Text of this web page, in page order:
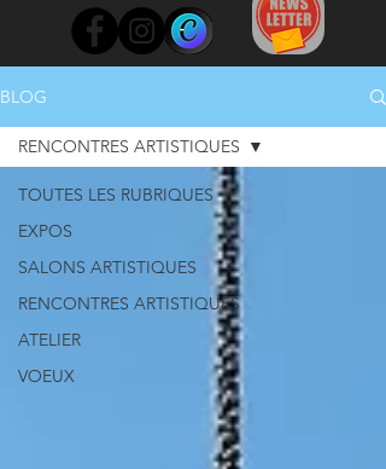
BLOG
TOUTES LES RUBRIQUES
EXPOS
SALONS ARTISTIQUES
RENCONTRES ARTISTIQUES
ATELIER
VOEUX
RENCONTRES ARTISTIQUES